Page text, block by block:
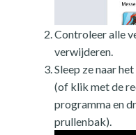
Controleer alle
verwijderen.
Sleep ze naar
(of klik met de
programma en
prullenbak).